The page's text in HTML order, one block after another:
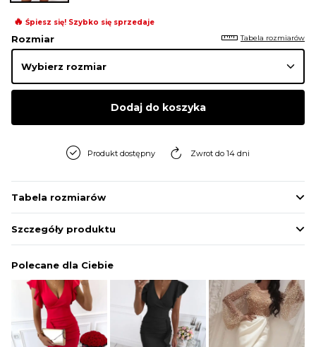
🔥 Śpiesz się! Szybko się sprzedaje
Rozmiar Tabela rozmiarów
Dodaj do koszyka
Produkt dostępny Zwrot do 14 dni
Tabela rozmiarów
Szczegóły produktu
Polecane dla Ciebie